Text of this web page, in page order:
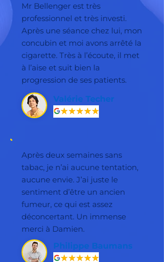
Mr Bellenger est très
professionnel et très investi.
Après une séance chez lui, mon
concubin et moi avons arrêté la
cigarette. Très à l’écoute, il met
à l’aise et suit bien la
progression de ses patients.
Valérie Techer
Après deux semaines sans
tabac, je n’ai aucune tentation,
aucune envie. J’ai juste le
sentiment d’être un ancien
fumeur, ce qui est assez
déconcertant. Un immense
merci à Damien.
Philippe Baumans